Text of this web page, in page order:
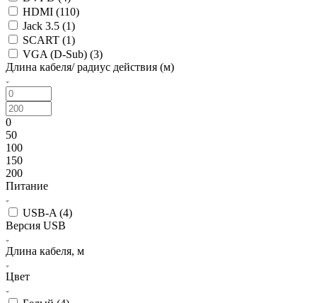
HDMI (110)
Jack 3.5 (1)
SCART (1)
VGA (D-Sub) (3)
Длина кабеля/ радиус действия (м)
0
50
100
150
200
Питание
USB-A (4)
Версия USB
Длина кабеля, м
Цвет